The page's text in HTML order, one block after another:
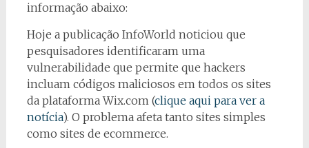
informação abaixo:
Hoje a publicação InfoWorld noticiou que
pesquisadores identificaram uma
vulnerabilidade que permite que hackers
incluam códigos maliciosos em todos os sites
da plataforma Wix.com (clique aqui para ver a
notícia). O problema afeta tanto sites simples
como sites de ecommerce.